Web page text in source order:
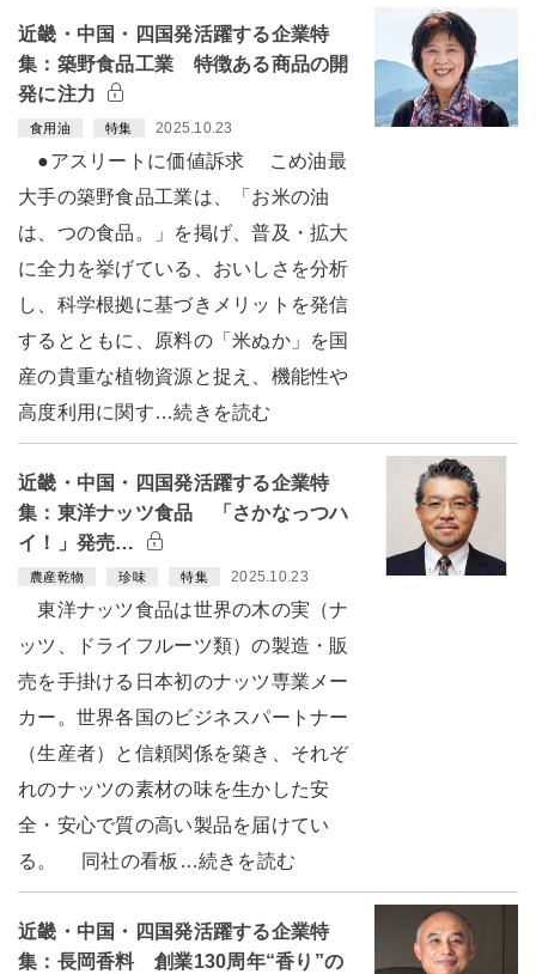
近畿・中国・四国発活躍する企業特
集：築野食品工業 特徴ある商品の開
発に注力
食用油 特集 2025.10.23
●アスリートに価値訴求 こめ油最
大手の築野食品工業は、「お米の油
は、つの食品。」を掲げ、普及・拡大
に全力を挙げている、おいしさを分析
し、科学根拠に基づきメリットを発信
するとともに、原料の「米ぬか」を国
産の貴重な植物資源と捉え、機能性や
高度利用に関す…続きを読む
近畿・中国・四国発活躍する企業特
集：東洋ナッツ食品 「さかなっつハ
イ！」発売…
農産乾物 珍味 特集 2025.10.23
東洋ナッツ食品は世界の木の実（ナ
ッツ、ドライフルーツ類）の製造・販
売を手掛ける日本初のナッツ専業メー
カー。世界各国のビジネスパートナー
（生産者）と信頼関係を築き、それぞ
れのナッツの素材の味を生かした安
全・安心で質の高い製品を届けてい
る。 同社の看板…続きを読む
近畿・中国・四国発活躍する企業特
集：長岡香料 創業130周年“香り”の